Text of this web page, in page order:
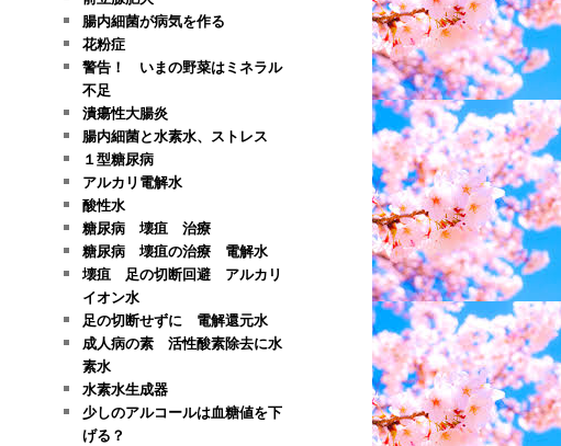
腸内細菌が病気を作る
花粉症
警告！ いまの野菜はミネラル
不足
潰瘍性大腸炎
腸内細菌と水素水、ストレス
１型糖尿病
アルカリ電解水
酸性水
糖尿病 壊疽 治療
糖尿病 壊疽の治療 電解水
壊疽 足の切断回避 アルカリ
イオン水
足の切断せずに 電解還元水
成人病の素 活性酸素除去に水
素水
水素水生成器
少しのアルコールは血糖値を下
げる？